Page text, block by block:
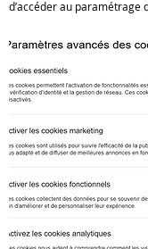
d’accéder au paramétrage